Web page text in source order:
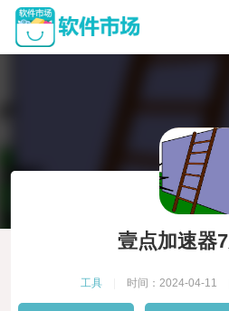
壹点加速器
工具 时间：2024-04-11